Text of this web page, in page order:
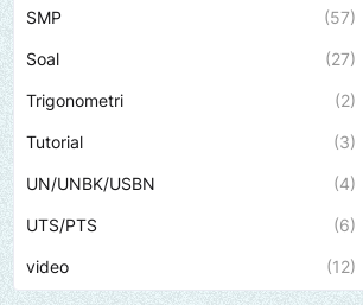
SMP (57)
Soal (27)
Trigonometri (2)
Tutorial (3)
UN/UNBK/USBN (4)
UTS/PTS (6)
video (12)